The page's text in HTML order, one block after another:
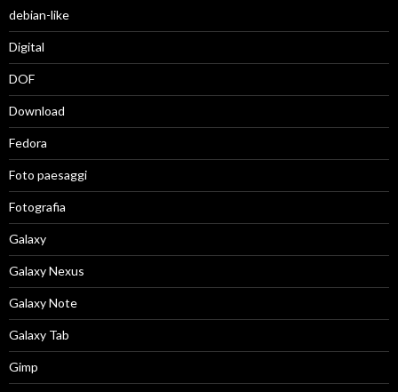
debian-like
Digital
DOF
Download
Fedora
Foto paesaggi
Fotografia
Galaxy
Galaxy Nexus
Galaxy Note
Galaxy Tab
Gimp